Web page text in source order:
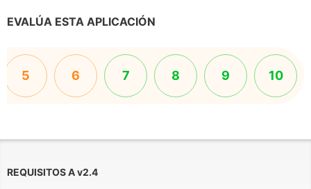
EVALÚA ESTA APLICACIÓN
5 6 7 8 9 10
REQUISITOS Av2.4